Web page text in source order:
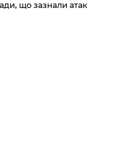
що зазнали атак